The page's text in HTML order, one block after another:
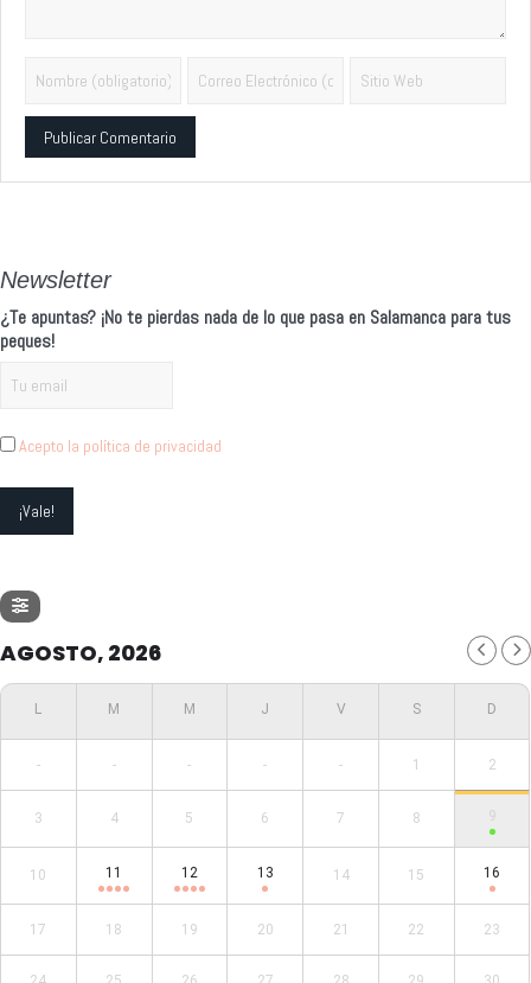
Newsletter
¿Te apuntas? ¡No te pierdas nada de lo que pasa en Salamanca para tus
peques!
Acepto la política de privacidad
AGOSTO, 2026
- - - - - 1 2
3 4 5 6 7 8 9
10 11 12 13 14 15 16
17 18 19 20 21 22 23